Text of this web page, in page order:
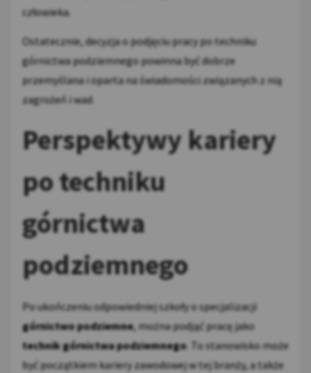
człowieka.
Ostatecznie, decyzja o podjęciu pracy po techniku
górnictwa podziemnego powinna być dobrze
przemyślana i oparta na świadomości związanych z nią
zagrożeń i wad.
Perspektywy kariery
po techniku
górnictwa
podziemnego
Po ukończeniu odpowiedniej szkoły o specjalizacji
górnictwo podziemne, można podjąć pracę jako
technik górnictwa podziemnego. To stanowisko może
być początkiem kariery zawodowej w tej branży, a także